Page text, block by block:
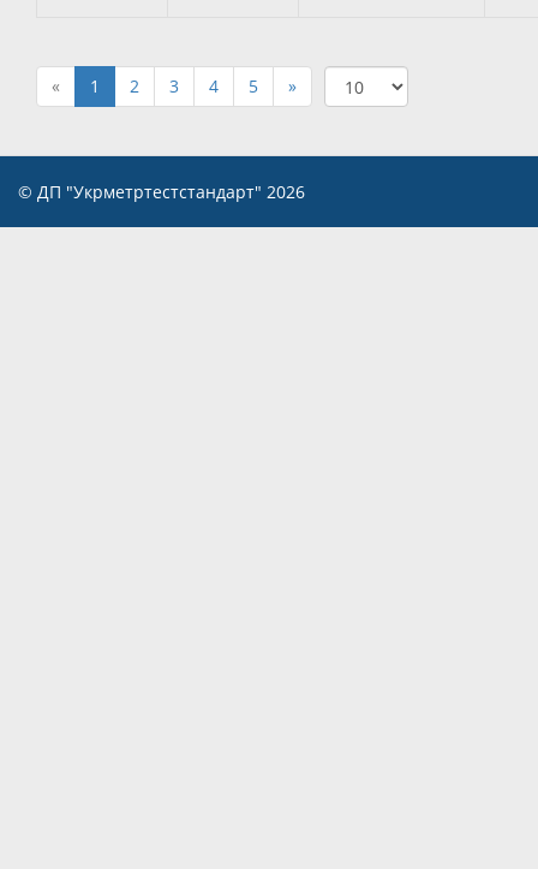
« 1 2 3 4 5 »
© ДП "Укрметртестстандарт" 2026